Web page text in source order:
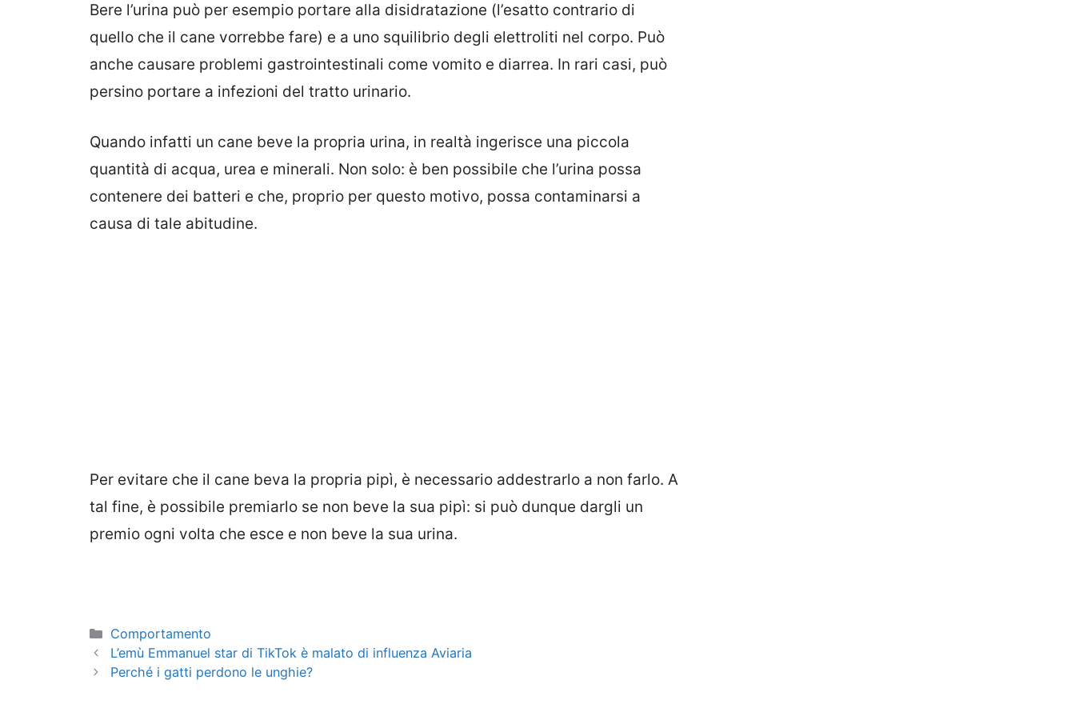
Bere l’urina può per esempio portare alla disidratazione (l’esatto contrario di
quello che il cane vorrebbe fare) e a uno squilibrio degli elettroliti nel corpo. Può
anche causare problemi gastrointestinali come vomito e diarrea. In rari casi, può
persino portare a infezioni del tratto urinario.
Quando infatti un cane beve la propria urina, in realtà ingerisce una piccola
quantità di acqua, urea e minerali. Non solo: è ben possibile che l’urina possa
contenere dei batteri e che, proprio per questo motivo, possa contaminarsi a
causa di tale abitudine.
Per evitare che il cane beva la propria pipì, è necessario addestrarlo a non farlo. A
tal fine, è possibile premiarlo se non beve la sua pipì: si può dunque dargli un
premio ogni volta che esce e non beve la sua urina.
Categorie
Comportamento
L’emù Emmanuel star di TikTok è malato di influenza Aviaria
Perché i gatti perdono le unghie?